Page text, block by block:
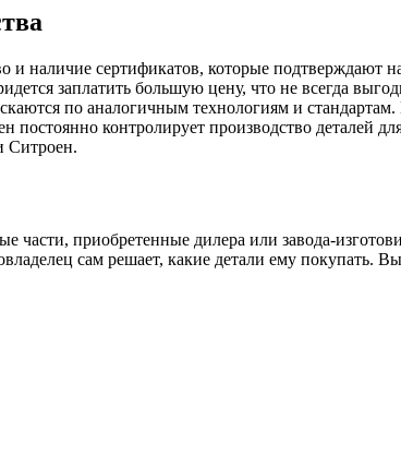
и наличие сертификатов, которые подтверждают
заплатить большую цену, что не всегда
по аналогичным технологиям и
контролирует производство деталей
Ситроен.
части, приобретенные дилера или завода-
сам решает, какие детали ему покупать.